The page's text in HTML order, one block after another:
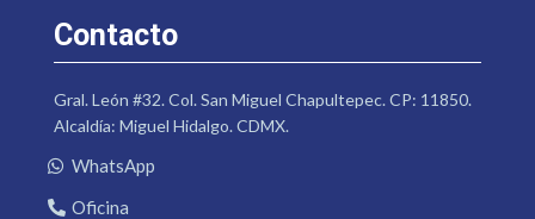
Contacto
Gral. León #32. Col. San Miguel Chapultepec. CP: 11850.
Alcaldía: Miguel Hidalgo. CDMX.
WhatsApp
Oficina